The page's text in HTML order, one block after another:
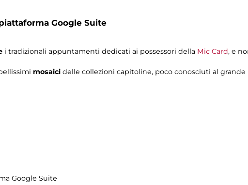
Google Suite
i tradizionali appuntamenti dedicati ai possessori della Mic Card, e
mosaici delle collezioni capitoline, poco conosciuti al
Google Suite